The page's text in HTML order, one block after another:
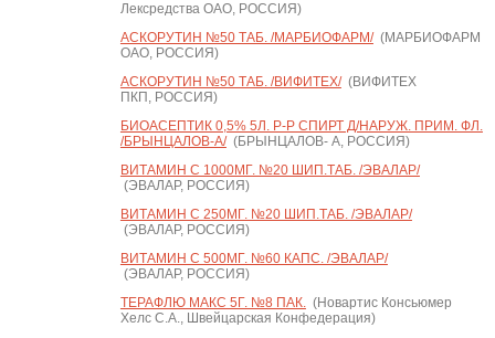
Лексредства ОАО, РОССИЯ)
АСКОРУТИН №50 ТАБ. /МАРБИОФАРМ/(МАРБИОФАРМ
ОАО, РОССИЯ)
АСКОРУТИН №50 ТАБ. /ВИФИТЕХ/(ВИФИТЕХ
ПКП, РОССИЯ)
БИОАСЕПТИК 0,5% 5Л. Р-Р СПИРТ Д/НАРУЖ. ПРИМ. ФЛ.
/БРЫНЦАЛОВ-А/(БРЫНЦАЛОВ- А, РОССИЯ)
ВИТАМИН С 1000МГ. №20 ШИП.ТАБ. /ЭВАЛАР/
(ЭВАЛАР, РОССИЯ)
ВИТАМИН С 250МГ. №20 ШИП.ТАБ. /ЭВАЛАР/
(ЭВАЛАР, РОССИЯ)
ВИТАМИН С 500МГ. №60 КАПС. /ЭВАЛАР/
(ЭВАЛАР, РОССИЯ)
ТЕРАФЛЮ МАКС 5Г. №8 ПАК.(Новартис Консьюмер
Хелс С.А., Швейцарская Конфедерация)